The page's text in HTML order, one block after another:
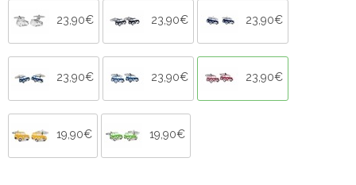
23,90€ 23,90€ 23,90€
23,90€ 23,90€ 23,90€
19,90€ 19,90€